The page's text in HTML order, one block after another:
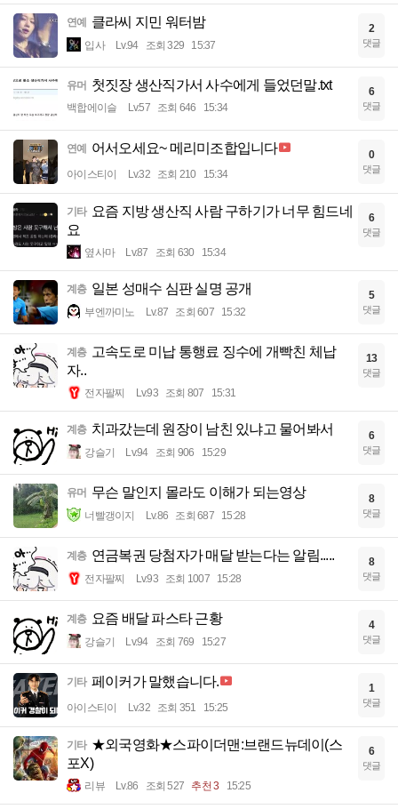
연예 클라씨 지민 워터밤
입사 Lv.94 조회 329 15:37
2
댓글
유머 첫짓장 생산직가서 사수에게 들었던말.txt
백합에이슬 Lv.57 조회 646 15:34
6
댓글
연예 어서오세요~ 메리미조합입니다
아이스티이 Lv.32 조회 210 15:34
0
댓글
기타 요즘 지방 생산직 사람 구하기가 너무 힘드네
요
옆사마 Lv.87 조회 630 15:34
6
댓글
계층 일본 성매수 심판 실명 공개
부엔까미노 Lv.87 조회 607 15:32
5
댓글
계층 고속도로 미납 통행료 징수에 개빡친 체납
자..
전자팔찌 Lv.93 조회 807 15:31
13
댓글
계층 치과갔는데 원장이 남친 있냐고 물어봐서
강슬기 Lv.94 조회 906 15:29
6
댓글
유머 무슨 말인지 몰라도 이해가 되는영상
너빨갱이지 Lv.86 조회 687 15:28
8
댓글
계층 연금복권 당첨자가 매달 받는다는 알림.....
전자팔찌 Lv.93 조회 1007 15:28
8
댓글
계층 요즘 배달 파스타 근황
강슬기 Lv.94 조회 769 15:27
4
댓글
기타 페이커가 말했습니다.
아이스티이 Lv.32 조회 351 15:25
1
댓글
기타 ★외국영화★스파이더맨:브랜드뉴데이(스
포X)
리뷰 Lv.86 조회 527 추천 3 15:25
6
댓글